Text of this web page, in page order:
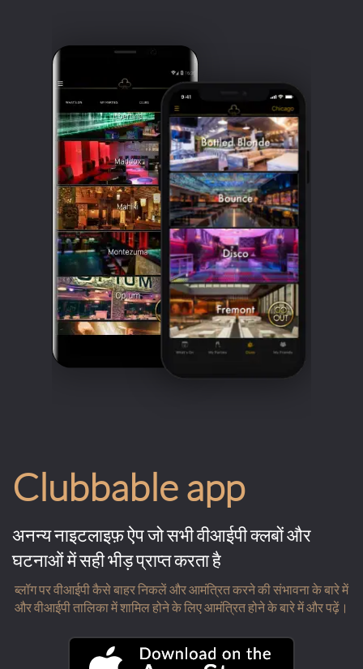
Clubbable app
अनन्य नाइटलाइफ़ ऐप जो सभी वीआईपी क्लबों और
घटनाओं में सही भीड़ प्राप्त करता है
ब्लॉग पर वीआईपी कैसे बाहर निकलें और आमंत्रित करने की संभावना के बारे में
और वीआईपी तालिका में शामिल होने के लिए आमंत्रित होने के बारे में और पढ़ें।